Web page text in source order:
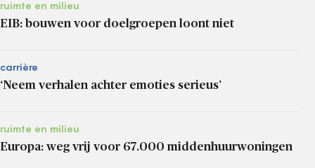
ruimte en milieu
EIB: bouwen voor doelgroepen loont niet
carrière
‘Neem verhalen achter emoties serieus’
ruimte en milieu
Europa: weg vrij voor 67.000 middenhuurwoningen